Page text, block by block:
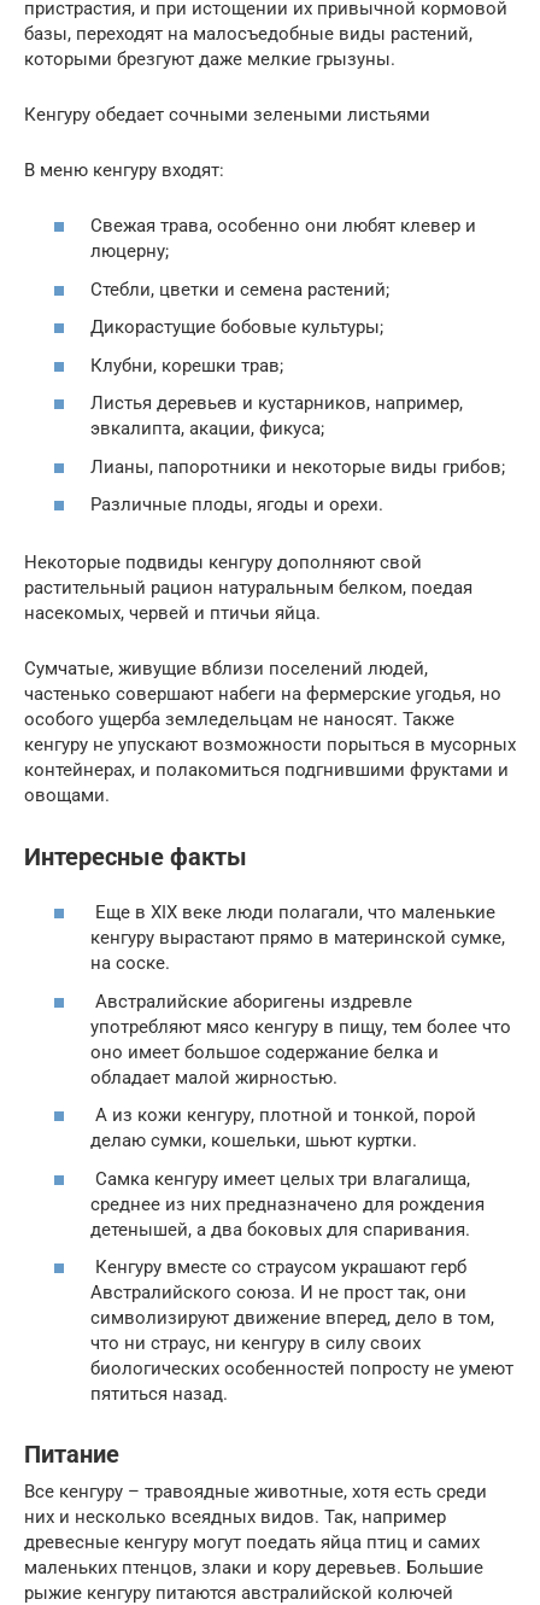
пристрастия, и при истощении их привычной кормовой
базы, переходят на малосъедобные виды растений,
которыми брезгуют даже мелкие грызуны.
Кенгуру обедает сочными зелеными листьями
В меню кенгуру входят:
Свежая трава, особенно они любят клевер и
люцерну;
Стебли, цветки и семена растений;
Дикорастущие бобовые культуры;
Клубни, корешки трав;
Листья деревьев и кустарников, например,
эвкалипта, акации, фикуса;
Лианы, папоротники и некоторые виды грибов;
Различные плоды, ягоды и орехи.
Некоторые подвиды кенгуру дополняют свой
растительный рацион натуральным белком, поедая
насекомых, червей и птичьи яйца.
Сумчатые, живущие вблизи поселений людей,
частенько совершают набеги на фермерские угодья, но
особого ущерба земледельцам не наносят. Также
кенгуру не упускают возможности порыться в мусорных
контейнерах, и полакомиться подгнившими фруктами и
овощами.
Интересные факты
Еще в XIX веке люди полагали, что маленькие
кенгуру вырастают прямо в материнской сумке,
на соске.
Австралийские аборигены издревле
употребляют мясо кенгуру в пищу, тем более что
оно имеет большое содержание белка и
обладает малой жирностью.
А из кожи кенгуру, плотной и тонкой, порой
делаю сумки, кошельки, шьют куртки.
Самка кенгуру имеет целых три влагалища,
среднее из них предназначено для рождения
детенышей, а два боковых для спаривания.
Кенгуру вместе со страусом украшают герб
Австралийского союза. И не прост так, они
символизируют движение вперед, дело в том,
что ни страус, ни кенгуру в силу своих
биологических особенностей попросту не умеют
пятиться назад.
Питание
Все кенгуру – травоядные животные, хотя есть среди
них и несколько всеядных видов. Так, например
древесные кенгуру могут поедать яйца птиц и самих
маленьких птенцов, злаки и кору деревьев. Большие
рыжие кенгуру питаются австралийской колючей